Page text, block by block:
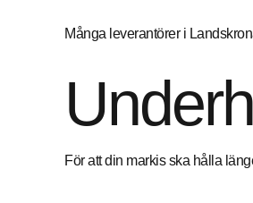
Många leverantörer i
För att din markis ska hålla